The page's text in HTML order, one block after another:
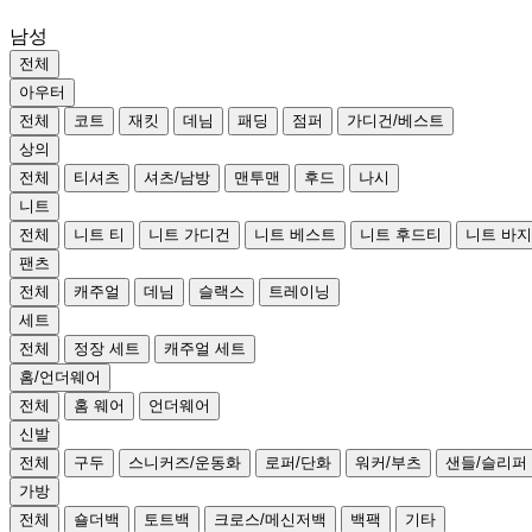
남성
전체
아우터
전체
코트 재킷 데님 패딩 점퍼
가디건/베스트
상의
전체
티셔츠 셔츠/남방 맨투맨 후드
나시
니트
전체
니트 티 니트 가디건 니트 베스트 니트 후드티
니트 바지
팬츠
전체
캐주얼 데님 슬랙스
트레이닝
세트
전체
정장 세트
캐주얼 세트
홈/언더웨어
전체
홈 웨어
언더웨어
신발
전체
구두 스니커즈/운동화 로퍼/단화 워커/부츠
샌들/슬리퍼
가방
전체
숄더백 토트백 크로스/메신저백 백팩 기타